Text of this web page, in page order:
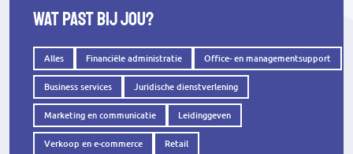
Wat past bij jou?
Alles Financiële administratie Office- en managementsupport
Business services Juridische dienstverlening
Marketing en communicatie Leidinggeven
Verkoop en e-commerce Retail